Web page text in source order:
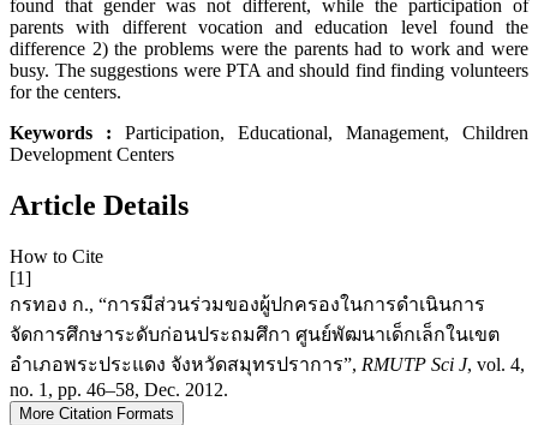
found that gender was not different, while the participation of
parents with different vocation and education level found the
difference 2) the problems were the parents had to work and were
busy. The suggestions were PTA and should find finding volunteers
for the centers.
Keywords : Participation, Educational, Management, Children
Development Centers
Article Details
How to Cite
[1]
กรทอง ก., “การมีส่วนร่วมของผู้ปกครองในการดำเนินการ
จัดการศึกษาระดับก่อนประถมศึกา ศูนย์พัฒนาเด็กเล็กในเขต
อำเภอพระประแดง จังหวัดสมุทรปราการ”, RMUTP Sci J, vol. 4,
no. 1, pp. 46–58, Dec. 2012.
More Citation Formats